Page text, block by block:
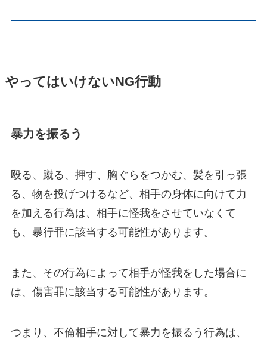
やってはいけないNG行動
暴力を振るう
殴る、蹴る、押す、胸ぐらをつかむ、髪を引っ張
る、物を投げつけるなど、相手の身体に向けて力
を加える行為は、相手に怪我をさせていなくて
も、暴行罪に該当する可能性があります。
また、その行為によって相手が怪我をした場合に
は、傷害罪に該当する可能性があります。
つまり、不倫相手に対して暴力を振るう行為は、